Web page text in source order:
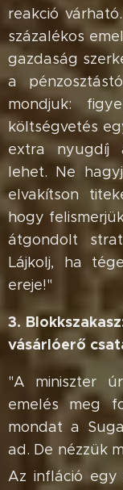
reakció
százalékos
gazdaság
a
mondjuk:
költségvetés
extra nyugdíj
lehet. Ne
elvakítson
hogy
átgondolt
Lájkolj, ha
ereje!"
3.
vásárlóerő
"A miniszter
emelés meg
mondat a
ad. De nézzük
Az infláció egy